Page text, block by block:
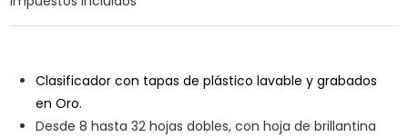
Clasificador con tapas de plástico lavable y grabados
en Oro.
Desde 8 hasta 32 hojas dobles, con hoja de brillantina